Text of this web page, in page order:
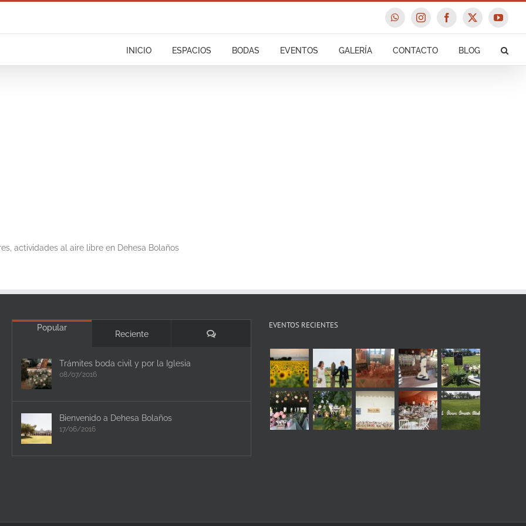
WhatsAppInstagramFacebook
X
INICIO ESPACIOS BODAS EVENTOS GALERÍA CONTACTO BLOG
actividades al aire libre en Dehesa Bolaños
Popular
Reciente Comentarios
Trámites boda civil y por la Iglesia
08/07/2016
Bienvenido a Dehesa Bolaños
17/06/2016
EVENTOS RECIENTES